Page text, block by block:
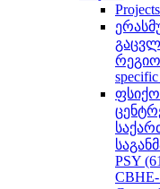
Projects
PSY
CBHE-